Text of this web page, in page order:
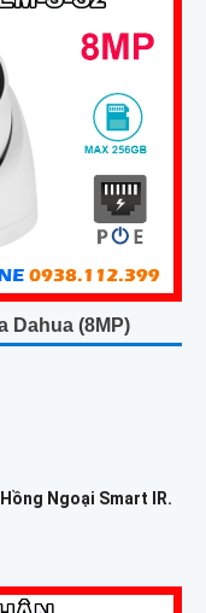
Dahua (8MP)
Ngoại Smart IR.